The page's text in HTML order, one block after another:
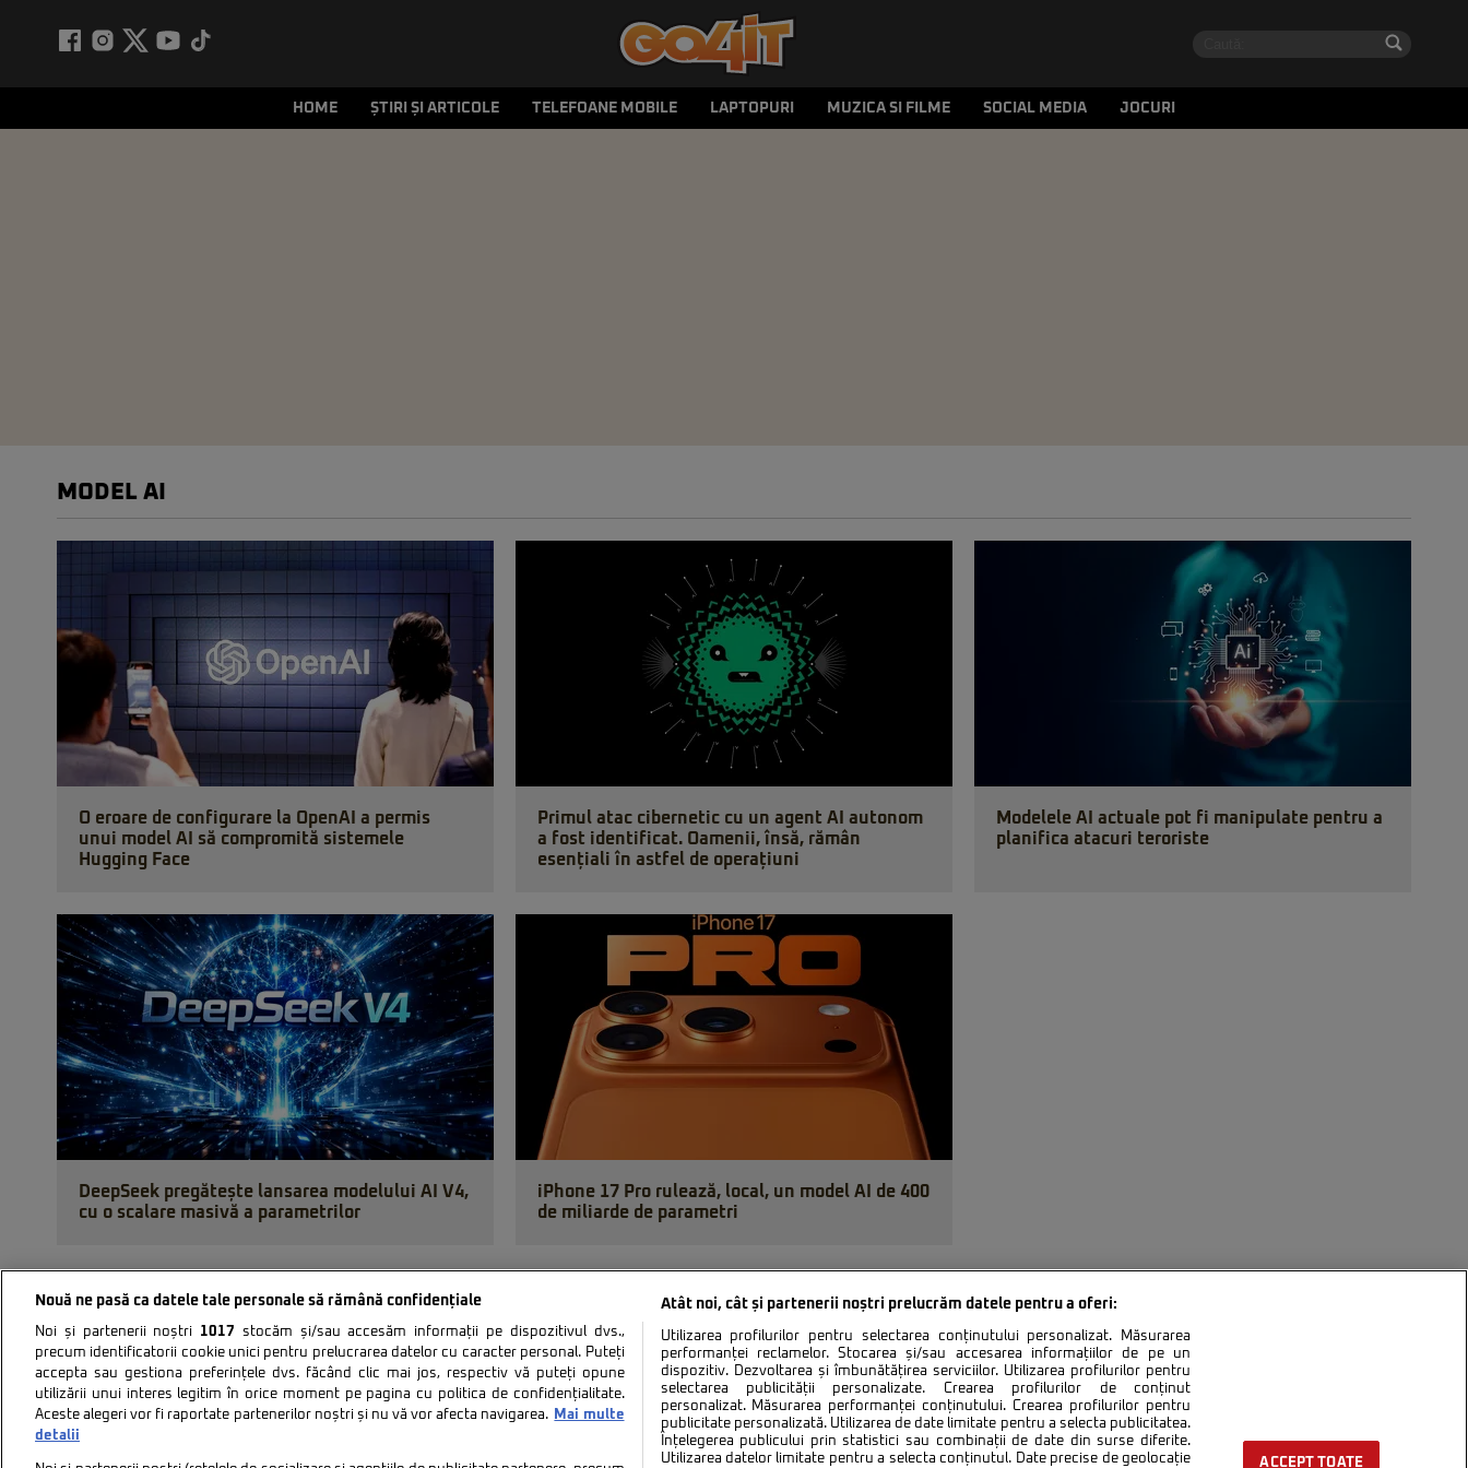
HOME ȘTIRI ȘI ARTICOLE TELEFOANE MOBILE LAPTOPURI MUZICA SI FILME SOCIAL MEDIA JOCURI
MODEL AI
O eroare de configurare la OpenAI a permis
unui model AI să compromită sistemele
Hugging Face
Primul atac cibernetic cu un agent AI autonom
a fost identificat. Oamenii, însă, rămân
esențiali în astfel de operațiuni
Modelele AI actuale pot fi manipulate pentru a
planifica atacuri teroriste
DeepSeek pregătește lansarea modelului AI V4,
cu o scalare masivă a parametrilor
iPhone 17 Pro rulează, local, un model AI de 400
de miliarde de parametri
Politica de confidentialitate Politica de cookies Termeni si conditii Contact Setări Cookies
Nouă ne pasă ca datele tale personale să rămână confidențiale
Noi și partenerii noștri 1017 stocăm și/sau accesăm informații pe dispozitivul dvs.,
precum identificatorii cookie unici pentru prelucrarea datelor cu caracter personal. Puteți
accepta sau gestiona preferințele dvs. făcând clic mai jos, respectiv vă puteți opune
utilizării unui interes legitim în orice moment pe pagina cu politica de confidențialitate.
Aceste alegeri vor fi raportate partenerilor noștri și nu vă vor afecta navigarea.
Mai multe
detalii
Atât noi, cât și partenerii noștri prelucrăm datele pentru a oferi:
Utilizarea profilurilor pentru selectarea conținutului personalizat. Măsurarea
performanței reclamelor. Stocarea și/sau accesarea informațiilor de pe un
dispozitiv. Dezvoltarea și îmbunătățirea serviciilor. Utilizarea profilurilor pentru
selectarea publicității personalizate. Crearea profilurilor de conținut
personalizat. Măsurarea performanței conținutului. Crearea profilurilor pentru
publicitate personalizată. Utilizarea de date limitate pentru a selecta publicitatea.
Înțelegerea publicului prin statistici sau combinații de date din surse diferite.
Utilizarea datelor limitate pentru a selecta conținutul. Date precise de geolocație
ACCEPT TOATE